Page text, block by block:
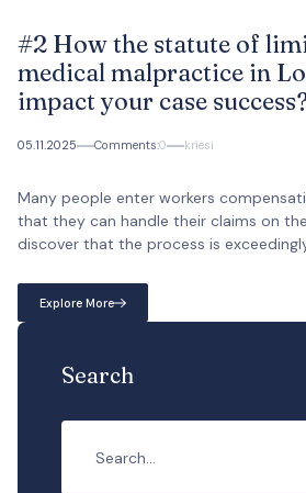
#2 How the statute of
medical malpractice in
impact your case
05.11.2025 0
Comments: kriesi
Many people enter workers
that they can handle their claims on
discover that the process is
Explore More
Search